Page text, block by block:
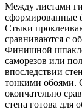
Между листами
сформированные
Стыки
сравниваются с
Финишной
саморезов или
впоследствии
тонкими обоями.
окончательно
стена готова